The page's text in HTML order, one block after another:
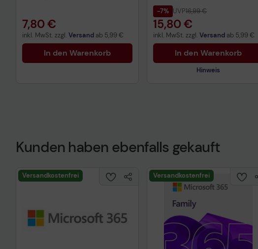
7,80 €
inkl. MwSt. zzgl. Versand ab 5,99 €
In den Warenkorb
-7% UVP16,99 €
15,80 €
inkl. MwSt. zzgl. Versand ab 5,99 €
In den Warenkorb
Hinweis
Technisches Produktdatenblatt
Kunden haben ebenfalls gekauft
Versandkostenfrei Versandkostenfrei